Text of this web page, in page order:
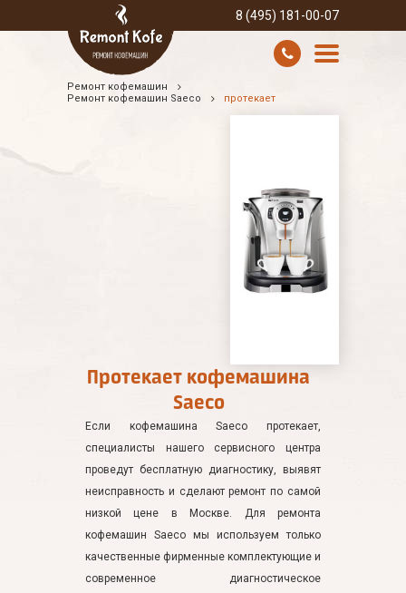
8 (495) 181-00-07
УСЛУГИ И ЦЕНЫ
Ремонт кофемашин
Ремонт кофемашин Saeco
протекает
Протекает кофемашина
Saeco
Если кофемашина Saeco протекает,
специалисты нашего сервисного центра
проведут бесплатную диагностику, выявят
неисправность и сделают ремонт по самой
низкой цене в Москве. Для ремонта
кофемашин Saeco мы используем только
качественные фирменные комплектующие и
современное диагностическое